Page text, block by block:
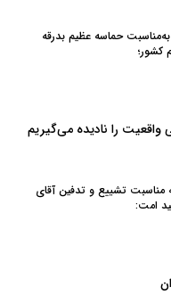
حماسه عظیم بدرقه
کشور؛
واقعیت را نادیده می‌گیریم
مناسبت تشییع و تدفین آقای
امت: